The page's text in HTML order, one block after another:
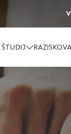
ŠTUDIJ